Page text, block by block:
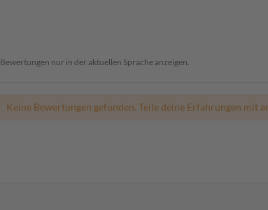
Bewertungen nur in der aktuellen Sprache anzeigen.
Keine Bewertungen gefunden. Teile deine Erfahrungen mit